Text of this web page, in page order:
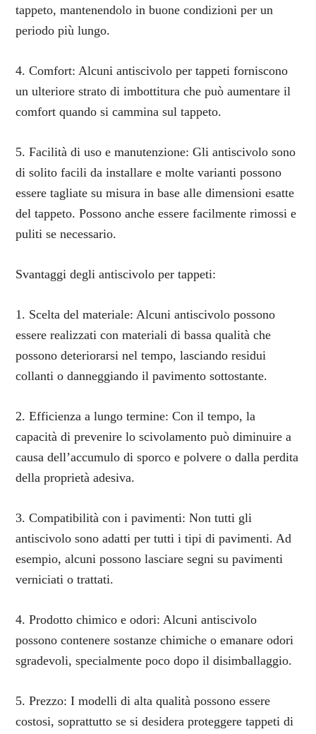
tappeto, mantenendolo in buone condizioni per un
periodo più lungo.
4. Comfort: Alcuni antiscivolo per tappeti forniscono
un ulteriore strato di imbottitura che può aumentare il
comfort quando si cammina sul tappeto.
5. Facilità di uso e manutenzione: Gli antiscivolo sono
di solito facili da installare e molte varianti possono
essere tagliate su misura in base alle dimensioni esatte
del tappeto. Possono anche essere facilmente rimossi e
puliti se necessario.
Svantaggi degli antiscivolo per tappeti:
1. Scelta del materiale: Alcuni antiscivolo possono
essere realizzati con materiali di bassa qualità che
possono deteriorarsi nel tempo, lasciando residui
collanti o danneggiando il pavimento sottostante.
2. Efficienza a lungo termine: Con il tempo, la
capacità di prevenire lo scivolamento può diminuire a
causa dell’accumulo di sporco e polvere o dalla perdita
della proprietà adesiva.
3. Compatibilità con i pavimenti: Non tutti gli
antiscivolo sono adatti per tutti i tipi di pavimenti. Ad
esempio, alcuni possono lasciare segni su pavimenti
verniciati o trattati.
4. Prodotto chimico e odori: Alcuni antiscivolo
possono contenere sostanze chimiche o emanare odori
sgradevoli, specialmente poco dopo il disimballaggio.
5. Prezzo: I modelli di alta qualità possono essere
costosi, soprattutto se si desidera proteggere tappeti di